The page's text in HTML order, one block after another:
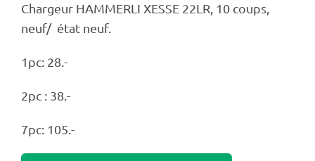
était :
est :
Chargeur HAMMERLI XESSE 22LR, 10 coups,
neuf/ état neuf.
1pc: 28.-
2pc : 38.-
7pc: 105.-